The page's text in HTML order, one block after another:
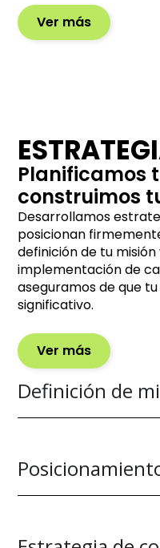
Ver más
Definición de
Planificamos
construimos
Desarrollamos
posicionan
definición de tu
implementación de
aseguramos de que
significativo.
Ver más